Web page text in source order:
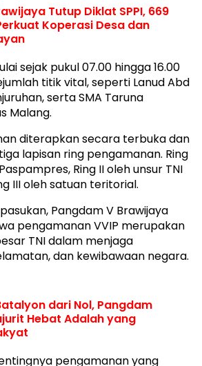
Tutup Diklat SPPI, 669
Koperasi Desa dan
sejak pukul 07.00 hingga 16.00
titik vital, seperti Lanud Abd
serta SMA Taruna
Malang.
diterapkan secara terbuka dan
lapisan ring pengamanan. Ring
Ring II oleh unsur TNI
III oleh satuan teritorial.
Pangdam V Brawijaya
pengamanan VVIP merupakan
TNI dalam menjaga
dan kewibawaan negara.
dari Nol, Pangdam
Hebat Adalah yang
pengamanan yang